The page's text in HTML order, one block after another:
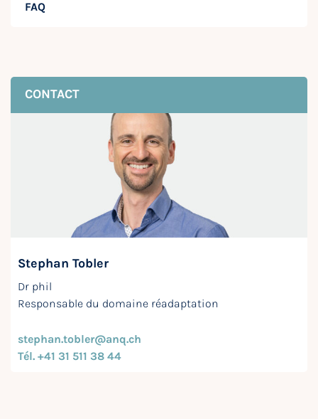
FAQ
CONTACT
Stephan Tobler
Dr phil
Responsable du domaine réadaptation
stephan.tobler@anq.ch
Tél. +41 31 511 38 44